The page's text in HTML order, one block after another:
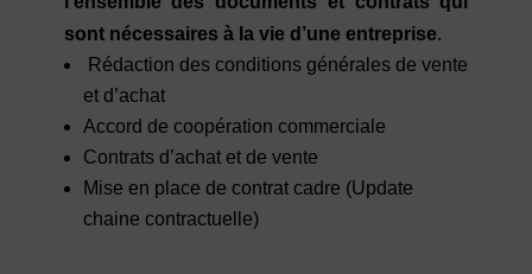
sont nécessaires à la vie d’une entreprise.
Rédaction des conditions générales de vente
et d’achat
Accord de coopération commerciale
Contrats d’achat et de vente
Mise en place de contrat cadre (Update
chaine contractuelle)